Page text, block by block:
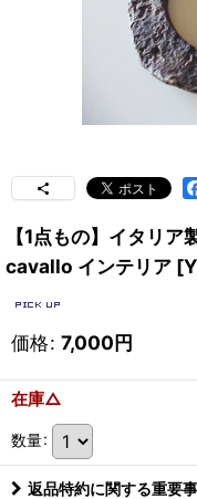
【1点もの】イタリ
cavallo インテリア [
価格: 7,000円
在庫△
数量:
返品特約に関する重要